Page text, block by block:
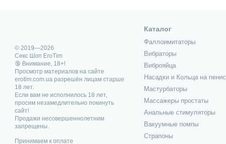
© 2019—2026
Секс Шоп EroTim
🔞 Внимание, 18+!
Просмотр материалов на сайте
erotim.com.ua разрешён лицам старше
18 лет.
Если вам не исполнилось 18 лет,
просим незамедлительно покинуть
сайт!
Продажи несовершеннолетним
запрещены.
Принимаем к оплате
Каталог
Фаллоимитаторы
Вибраторы
Виброяйца
Насадки и Кольца на пенис
Мастурбаторы
Массажеры простаты
Анальные стимуляторы
Вакуумные помпы
Страпоны